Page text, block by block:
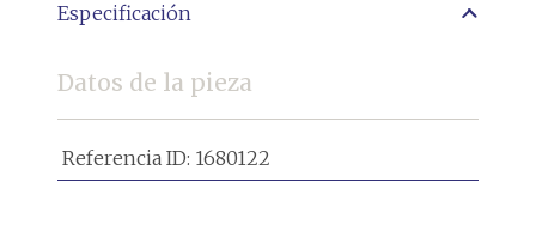
Especificación
Datos de la pieza
Referencia ID: 1680122